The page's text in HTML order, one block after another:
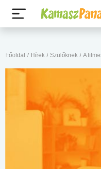
Főoldal / Hírek / Szülőknek / A